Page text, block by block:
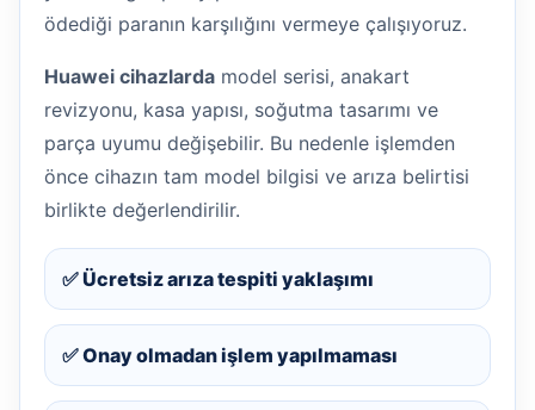
ödediği paranın karşılığını vermeye çalışıyoruz.
Huawei cihazlarda model serisi, anakart
revizyonu, kasa yapısı, soğutma tasarımı ve
parça uyumu değişebilir. Bu nedenle işlemden
önce cihazın tam model bilgisi ve arıza belirtisi
birlikte değerlendirilir.
✅ Ücretsiz arıza tespiti yaklaşımı
✅ Onay olmadan işlem yapılmaması